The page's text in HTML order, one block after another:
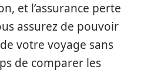
et l’assurance perte
assurez de pouvoir
votre voyage sans
de comparer les